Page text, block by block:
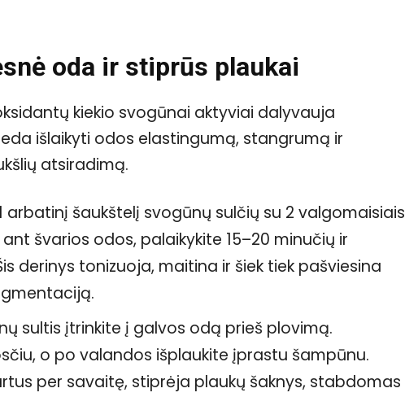
oda ir stiprūs plaukai
kiekio svogūnai aktyviai dalyvauja
išlaikyti odos elastingumą, stangrumą ir
atsiradimą.
arbatinį šaukštelį svogūnų sulčių su 2 valgomaisiais
švarios odos, palaikykite 15–20 minučių ir
derinys tonizuoja, maitina ir šiek tiek pašviesina
sultis įtrinkite į galvos odą prieš plovimą.
o po valandos išplaukite įprastu šampūnu.
per savaitę, stiprėja plaukų šaknys, stabdomas